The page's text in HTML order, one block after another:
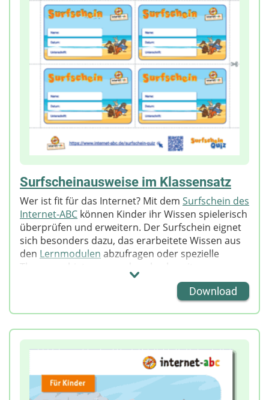
Surfscheinausweise im Klassensatz
Wer ist fit für das Internet? Mit dem Surfschein des
Internet-ABC können Kinder ihr Wissen spielerisch
überprüfen und erweitern. Der Surfschein eignet
sich besonders dazu, das erarbeitete Wissen aus
den Lernmodulen abzufragen oder spezielle
Themengebiete vor- und nachzubereiten.
Die Entdeckerfreude der Kinder wird genauso
angeregt wie der Ehrgeiz, die Führerscheinprüfung
für das Web zu bestehen und die Surfschein-
Urkunde zu erwerben. Wer am Ende ausreichend
Fragen rund um das Internet richtig beantwortet
hat, kann sich den Führerschein fürs Internet
ausdrucken oder bekommt einen
Surfscheinausweis im Scheckkartenformat von der
Lehrkraft überreicht.
Download